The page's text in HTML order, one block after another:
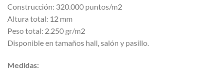
Construcción: 320.000 puntos/m2
Altura total: 12 mm
Peso total: 2.250 gr/m2
Disponible en tamaños hall, salón y pasillo.
Medidas: